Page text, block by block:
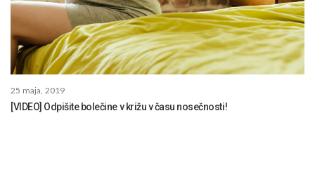
25 maja, 2019
[VIDEO] Odpišite bolečine v križu v času nosečnosti!